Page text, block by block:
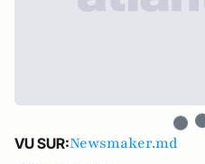
VU SUR:Newsmaker.md